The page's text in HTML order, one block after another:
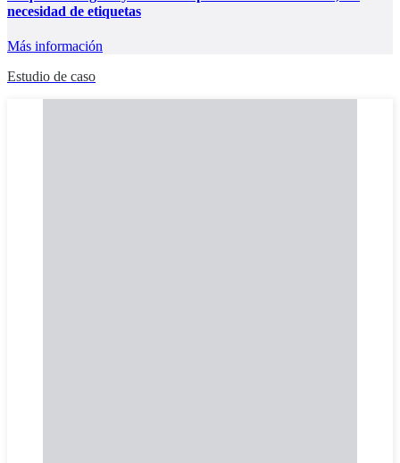
necesidad de etiquetas
Más información
Estudio de caso